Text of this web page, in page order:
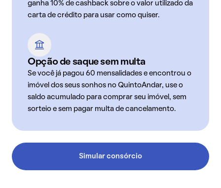
ganha 10% de cashback sobre o valor utilizado da
carta de crédito para usar como quiser.
Opção de saque sem multa
Se você já pagou 60 mensalidades e encontrou o
imóvel dos seus sonhos no QuintoAndar, use o
saldo acumulado para comprar seu imóvel, sem
sorteio e sem pagar multa de cancelamento.
Simular consórcio